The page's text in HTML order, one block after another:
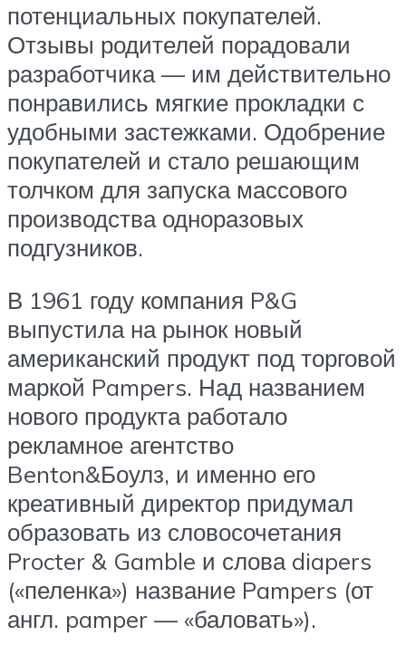
потенциальных покупателей.
Отзывы родителей порадовали
разработчика — им действительно
понравились мягкие прокладки с
удобными застежками. Одобрение
покупателей и стало решающим
толчком для запуска массового
производства одноразовых
подгузников.
В 1961 году компания P&G
выпустила на рынок новый
американский продукт под торговой
маркой Pampers. Над названием
нового продукта работало
рекламное агентство
Benton&Боулз, и именно его
креативный директор придумал
образовать из словосочетания
Procter & Gamble и слова diapers
(«пеленка») название Pampers (от
англ. pamper — «баловать»).